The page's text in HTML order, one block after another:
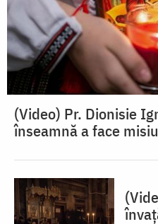
(Video) Pr. Dionisie
înseamnă a face